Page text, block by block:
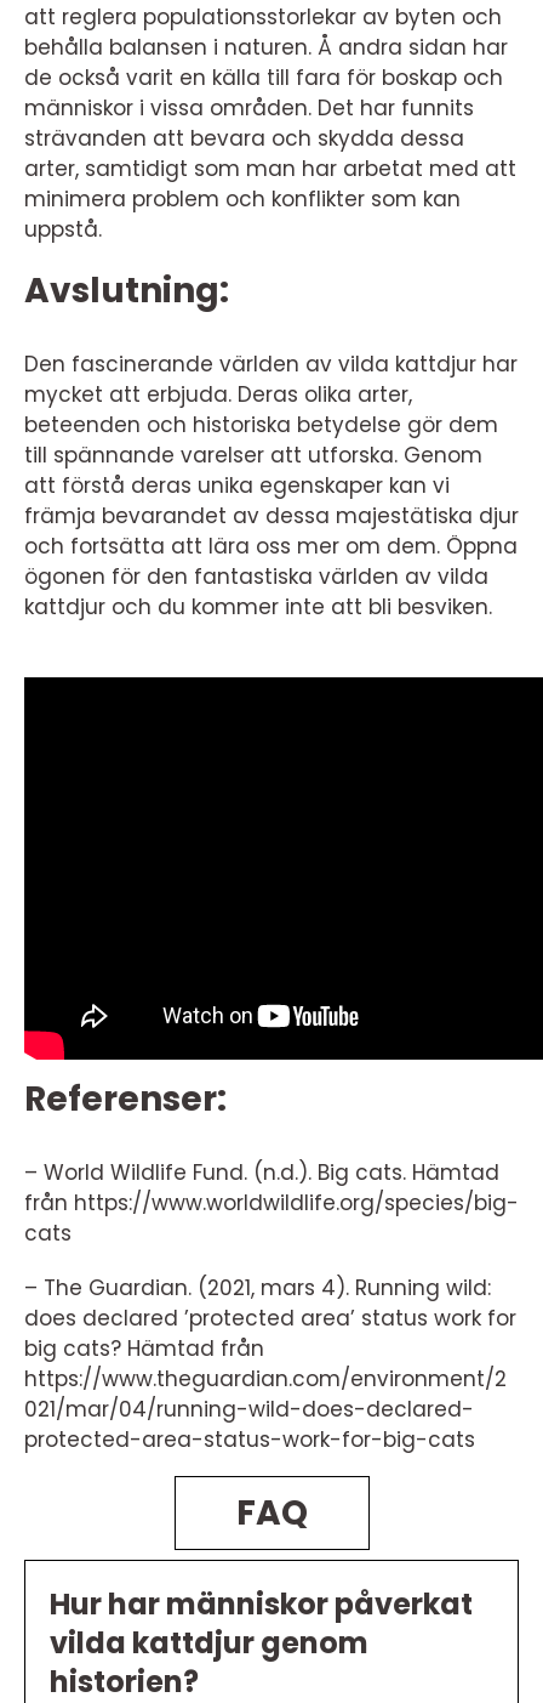
att reglera populationsstorlekar av byten och
behålla balansen i naturen. Å andra sidan har
de också varit en källa till fara för boskap och
människor i vissa områden. Det har funnits
strävanden att bevara och skydda dessa
arter, samtidigt som man har arbetat med att
minimera problem och konflikter som kan
uppstå.
Avslutning:
Den fascinerande världen av vilda kattdjur har
mycket att erbjuda. Deras olika arter,
beteenden och historiska betydelse gör dem
till spännande varelser att utforska. Genom
att förstå deras unika egenskaper kan vi
främja bevarandet av dessa majestätiska djur
och fortsätta att lära oss mer om dem. Öppna
ögonen för den fantastiska världen av vilda
kattdjur och du kommer inte att bli besviken.
Referenser:
– World Wildlife Fund. (n.d.). Big cats. Hämtad
från https://www.worldwildlife.org/species/big-
cats
– The Guardian. (2021, mars 4). Running wild:
does declared ’protected area’ status work for
big cats? Hämtad från
https://www.theguardian.com/environment/2
021/mar/04/running-wild-does-declared-
protected-area-status-work-for-big-cats
FAQ
Hur har människor påverkat
vilda kattdjur genom
historien?